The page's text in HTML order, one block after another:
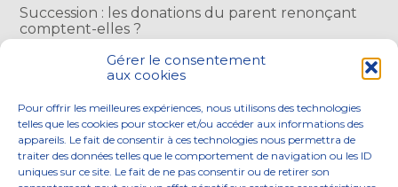
Gérer le consentement
aux cookies
Pour offrir les meilleures expériences, nous utilisons des technologies
telles que les cookies pour stocker et/ou accéder aux informations des
appareils. Le fait de consentir à ces technologies nous permettra de
traiter des données telles que le comportement de navigation ou les ID
uniques sur ce site. Le fait de ne pas consentir ou de retirer son
Succession : les donations du parent renonçant
comptent-elles ?
Encadrement des loyers : une année de plus
COMMENTAIRES RÉCENTS